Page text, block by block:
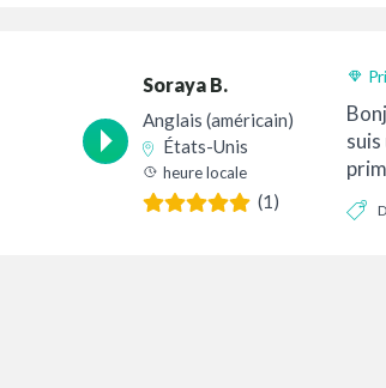
Soraya B.
Anglais (américain)
États-Unis
heure locale
(1)